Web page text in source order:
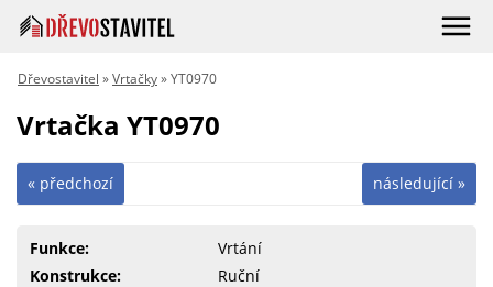
Dřevostavitel »Vrtačky» YT0970
Vrtačka YT0970
následující »
« předchozí
Funkce:
Vrtání
Konstrukce:
Ruční